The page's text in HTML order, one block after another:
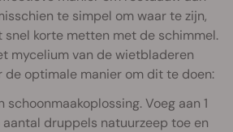
te simpel om waar te zijn,
korte metten met de schimmel.
mycelium van de wietbladeren
de optimale manier om dit te doen:
schoonmaakoplossing. Voeg aan 1
druppels natuurzeep toe en